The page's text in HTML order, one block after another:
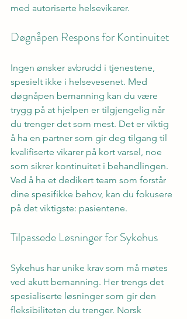
med autoriserte helsevikarer.
Døgnåpen Respons for Kontinuitet
Ingen ønsker avbrudd i tjenestene,
spesielt ikke i helsevesenet. Med
døgnåpen bemanning kan du være
trygg på at hjelpen er tilgjengelig når
du trenger det som mest. Det er viktig
å ha en partner som gir deg tilgang til
kvalifiserte vikarer på kort varsel, noe
som sikrer kontinuitet i behandlingen.
Ved å ha et dedikert team som forstår
dine spesifikke behov, kan du fokusere
på det viktigste: pasientene.
Tilpassede Løsninger for Sykehus
Sykehus har unike krav som må møtes
ved akutt bemanning. Her trengs det
spesialiserte løsninger som gir den
fleksibiliteten du trenger. Norsk